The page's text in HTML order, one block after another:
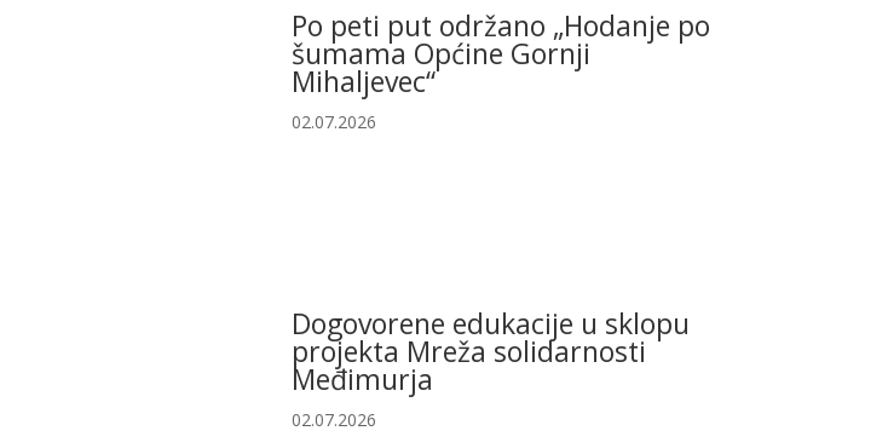
Po peti put održano „Hodanje po
šumama Općine Gornji
Mihaljevec“
02.07.2026
Dogovorene edukacije u sklopu
projekta Mreža solidarnosti
Međimurja
02.07.2026